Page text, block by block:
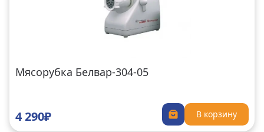
Мясорубка Белвар-304-05
4 290₽ В корзину